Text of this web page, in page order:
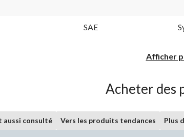
SAE
Afficher
Acheter des
aussi consulté Vers les produits tendances Plus